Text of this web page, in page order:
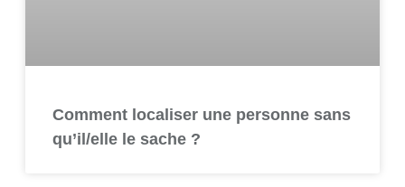
Comment localiser une personne sans
qu’il/elle le sache ?